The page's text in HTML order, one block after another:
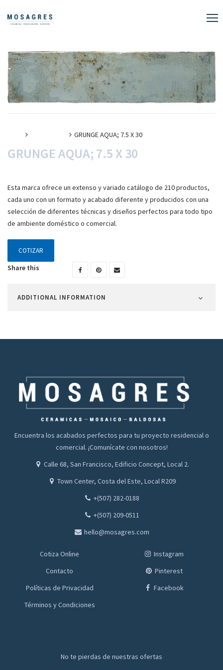
GRUNGE AQUA; 7.5 X 30
GRUNGE AQUA; 7.5 X 30
Esta marca ofrece un extenso y variado catálogo de 210 productos,
cada uno con un formato y acabado diferente y producidos con una
selección de diferentes técnicas y diseños perfectos para todo tipo
de ambiente doméstico o comercial.
COTIZAR
Share this
ADDITIONAL INFORMATION
Encuentra los acabados perfectos para tu proyecto residencial o
comercial. ¡Comunícate con nosotros!
Calle 68, San Francisco, Edificio Concept, Local 2.
Town Center, Costa del Este, Local R209
+(507) 282-0188
+(507) 209-0511
hello@mosagres.com
Cotiza Online
Contacto
Políticas de Privacidad
Términos y Condiciones
Instagram
Pinterest
Facebook
No te pierdas de nuestras ofertas